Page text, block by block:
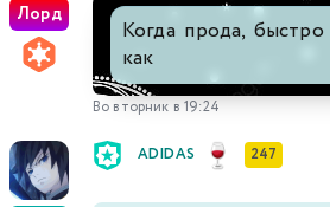
Лорд
Когда прода,
как
Во вторник в 19:24
ADIDAS 247